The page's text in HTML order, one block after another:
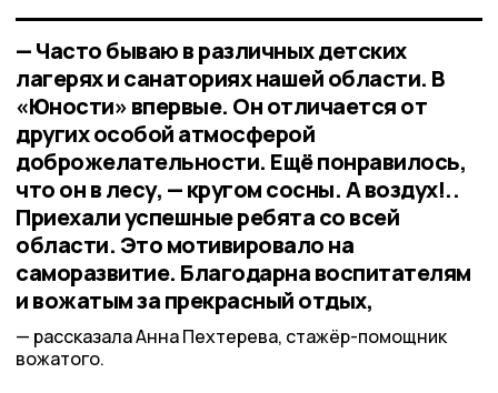
— Часто бываю в различных детских
лагерях и санаториях нашей области. В
«Юности» впервые. Он отличается от
других особой атмосферой
доброжелательности. Ещё понравилось,
что он в лесу, — кругом сосны. А воздух!..
Приехали успешные ребята со всей
области. Это мотивировало на
саморазвитие. Благодарна воспитателям
и вожатым за прекрасный отдых,
рассказала Анна Пехтерева, стажёр-помощник
вожатого.